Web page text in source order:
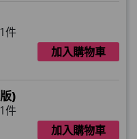
件
加入購物車
)
件
加入購物車